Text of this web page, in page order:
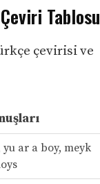
Tablosu
çevirisi ve
yu ar a boy, meyk